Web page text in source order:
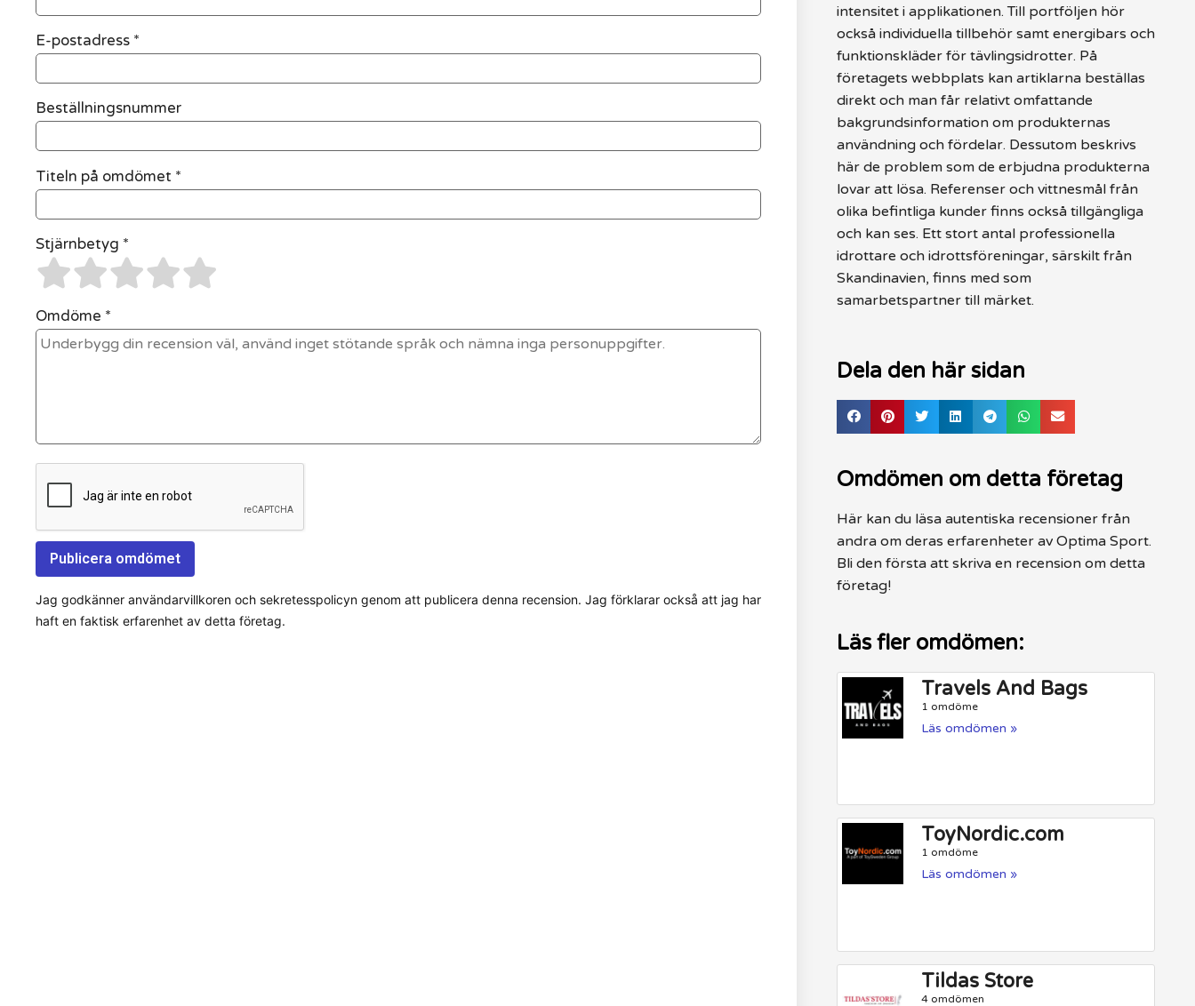
E-postadress *
Beställningsnummer
Titeln på omdömet *
Stjärnbetyg *
Omdöme *
Jag godkänner användarvillkoren och sekretesspolicyn genom att publicera denna recension. Jag förklarar också att jag har
haft en faktisk erfarenhet av detta företag.
intensitet i applikationen. Till portföljen hör
också individuella tillbehör samt energibars och
funktionskläder för tävlingsidrotter. På
företagets webbplats kan artiklarna beställas
direkt och man får relativt omfattande
bakgrundsinformation om produkternas
användning och fördelar. Dessutom beskrivs
här de problem som de erbjudna produkterna
lovar att lösa. Referenser och vittnesmål från
olika befintliga kunder finns också tillgängliga
och kan ses. Ett stort antal professionella
idrottare och idrottsföreningar, särskilt från
Skandinavien, finns med som
samarbetspartner till märket.
Dela den här sidan
Omdömen om detta företag
Här kan du läsa autentiska recensioner från
andra om deras erfarenheter av Optima Sport.
Bli den första att skriva en recension om detta
företag!
Läs fler omdömen:
Travels And Bags
1 omdöme
Läs omdömen »
ToyNordic.com
1 omdöme
Läs omdömen »
Tildas Store
4 omdömen